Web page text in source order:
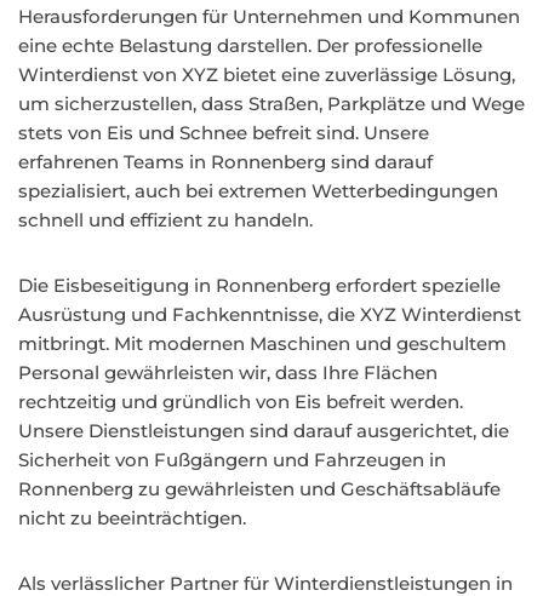
Herausforderungen für Unternehmen und Kommunen
eine echte Belastung darstellen. Der professionelle
Winterdienst von XYZ bietet eine zuverlässige Lösung,
um sicherzustellen, dass Straßen, Parkplätze und Wege
stets von Eis und Schnee befreit sind. Unsere
erfahrenen Teams in Ronnenberg sind darauf
spezialisiert, auch bei extremen Wetterbedingungen
schnell und effizient zu handeln.
Die Eisbeseitigung in Ronnenberg erfordert spezielle
Ausrüstung und Fachkenntnisse, die XYZ Winterdienst
mitbringt. Mit modernen Maschinen und geschultem
Personal gewährleisten wir, dass Ihre Flächen
rechtzeitig und gründlich von Eis befreit werden.
Unsere Dienstleistungen sind darauf ausgerichtet, die
Sicherheit von Fußgängern und Fahrzeugen in
Ronnenberg zu gewährleisten und Geschäftsabläufe
nicht zu beeinträchtigen.
Als verlässlicher Partner für Winterdienstleistungen in